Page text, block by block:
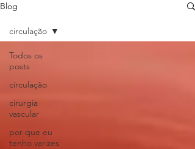
Blog
Todos os
posts
circulação
cirurgia
vascular
por que eu
tenho varizes
circulação